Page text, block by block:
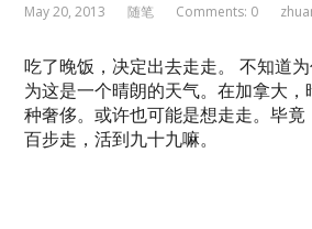
May 20, 2013 随笔 Comments: 0
吃了晚饭，决定出去走走。 不知道
为这是一个晴朗的天气。在加拿大
种奢侈。或许也可能是想走走。毕
百步走，活到九十九嘛。